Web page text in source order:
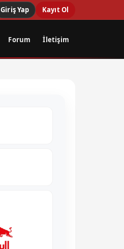
Giriş Yap Kayıt Ol
Forum İletişim